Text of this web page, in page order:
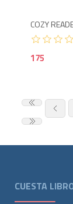
COZY
175
CUESTA